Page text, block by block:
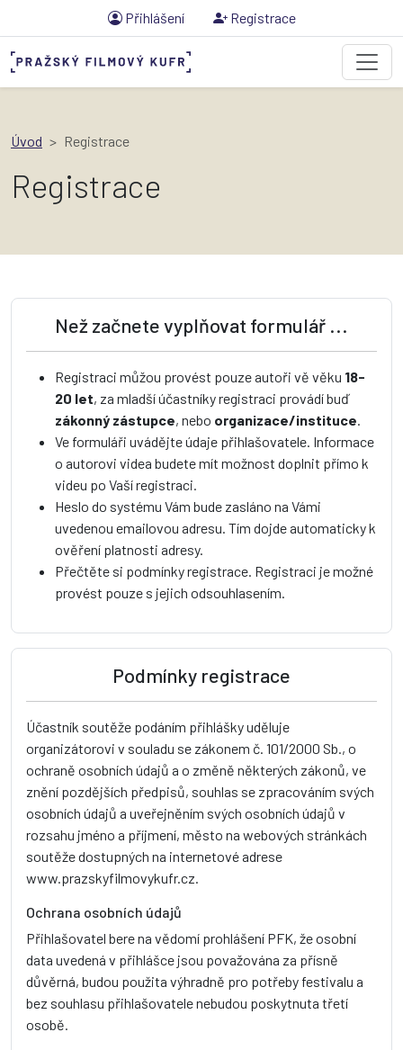
Přihlášení Registrace
Úvod Registrace
Registrace
Než začnete vyplňovat formulář ...
Registraci můžou provést pouze autoři vě věku 18-
20 let, za mladší účastníky registraci provádí buď
zákonný zástupce, nebo organizace/instituce.
Ve formuláři uvádějte údaje přihlašovatele. Informace
o autorovi videa budete mít možnost doplnit přímo k
videu po Vaší registraci.
Heslo do systému Vám bude zasláno na Vámi
uvedenou emailovou adresu. Tím dojde automaticky k
ověření platnosti adresy.
Přečtěte si podmínky registrace. Registraci je možné
provést pouze s jejich odsouhlasením.
Podmínky registrace
Účastník soutěže podáním přihlášky uděluje
organizátorovi v souladu se zákonem č. 101/2000 Sb., o
ochraně osobních údajů a o změně některých zákonů, ve
znění pozdějších předpisů, souhlas se zpracováním svých
osobních údajů a uveřejněním svých osobních údajů v
rozsahu jméno a příjmení, město na webových stránkách
soutěže dostupných na internetové adrese
www.prazskyfilmovykufr.cz.
Ochrana osobních údajů
Přihlašovatel bere na vědomí prohlášení PFK, že osobní
data uvedená v přihlášce jsou považována za přísně
důvěrná, budou použita výhradně pro potřeby festivalu a
bez souhlasu přihlašovatele nebudou poskytnuta třetí
osobě.